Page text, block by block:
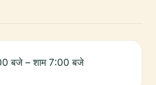
बजे – शाम 7:00 बजे